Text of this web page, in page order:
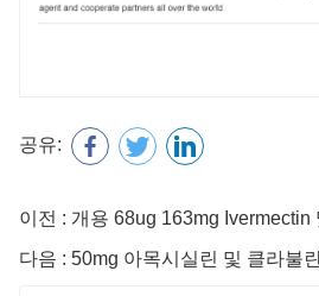
공유:
다음 : 50mg 아목시실린 및 클라불